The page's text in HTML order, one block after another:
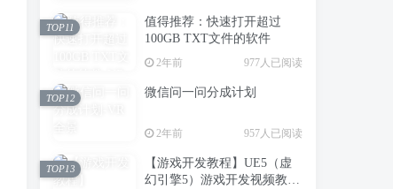
值得推荐：快速打开超过
100GB TXT文件的软件
2年前 977人已阅读
TOP11
微信问一问分成计划
2年前 957人已阅读
TOP12
【游戏开发教程】UE5（虚
幻引擎5）游戏开发视频教
TOP13